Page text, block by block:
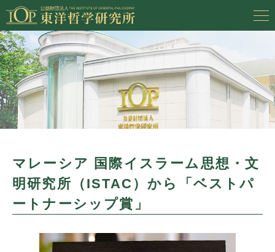
マレーシア 国際イスラーム思想・文
明研究所（ISTAC）から「ベストパ
ートナーシップ賞」